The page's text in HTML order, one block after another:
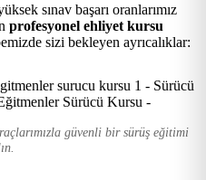
sınav başarı oranlarımız
profesyonel ehliyet kursu
sizi bekleyen ayrıcalıklar:
güvenli bir sürüş eğitimi